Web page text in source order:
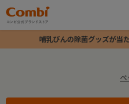
哺乳びんの除菌グッズが当
ペ